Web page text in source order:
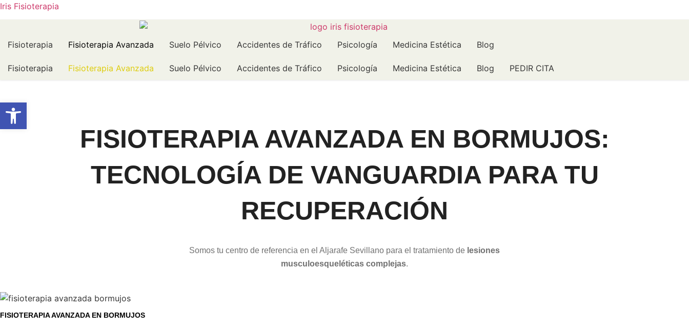
Iris Fisioterapia
Fisioterapia Fisioterapia Avanzada Suelo Pélvico Accidentes de Tráfico Psicología Medicina Estética Blog
Fisioterapia Fisioterapia Avanzada Suelo Pélvico Accidentes de Tráfico Psicología Medicina Estética Blog PEDIR CITA
FISIOTERAPIA AVANZADA EN BORMUJOS:
TECNOLOGÍA DE VANGUARDIA PARA TU
RECUPERACIÓN
Somos tu centro de referencia en el Aljarafe Sevillano para el tratamiento de lesiones
musculoesqueléticas complejas.
FISIOTERAPIA AVANZADA EN BORMUJOS
Abrir barra de herramientas